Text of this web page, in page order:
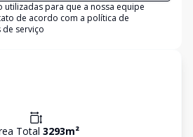
utilizadas para que a nossa equipe
de acordo com a política de
serviço
Total 3293m²